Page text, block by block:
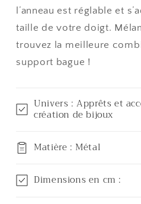
l’anneau est réglable et
taille de votre doigt.
trouvez la meilleure
support bague !
Univers : Apprêts et
création de bijoux
Matière : Métal
Dimensions en cm :